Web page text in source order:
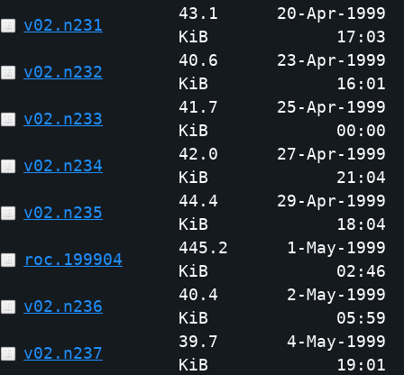
v02.n231
43.1
KiB
20-Apr-1999
17:03
v02.n232
40.6
KiB
23-Apr-1999
16:01
v02.n233
41.7
KiB
25-Apr-1999
00:00
v02.n234
42.0
KiB
27-Apr-1999
21:04
v02.n235
44.4
KiB
29-Apr-1999
18:04
roc.199904
445.2
KiB
1-May-1999
02:46
v02.n236
40.4
KiB
2-May-1999
05:59
v02.n237
39.7
KiB
4-May-1999
19:01